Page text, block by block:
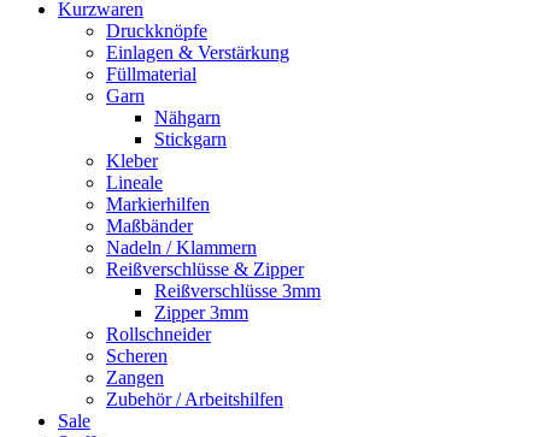
Kurzwaren
Druckknöpfe
Einlagen & Verstärkung
Füllmaterial
Garn
Nähgarn
Stickgarn
Kleber
Lineale
Markierhilfen
Maßbänder
Nadeln / Klammern
Reißverschlüsse & Zipper
Reißverschlüsse 3mm
Zipper 3mm
Rollschneider
Scheren
Zangen
Zubehör / Arbeitshilfen
Sale